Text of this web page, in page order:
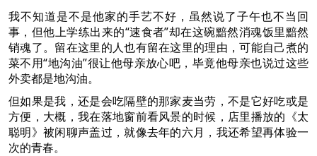
我不知道是不是他家的手艺不好，虽然说了子午也不当回
事，但他上学练出来的“速食者”却在这碗黯然消魂饭里黯然
销魂了。留在这里的人也有留在这里的理由，可能自己煮的
菜不用“地沟油”很让他母亲放心吧，毕竟他母亲也说过这些
外卖都是地沟油。
但如果是我，还是会吃隔壁的那家麦当劳，不是它好吃或是
方便，大概，我在落地窗前看风景的时候，店里播放的《太
聪明》被闲聊声盖过，就像去年的六月，我还希望再体验一
次的青春。